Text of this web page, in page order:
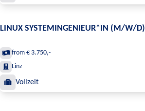
LINUX SYSTEMINGENIEUR*IN (M/W/D)
from € 3.750,-
Linz
Vollzeit